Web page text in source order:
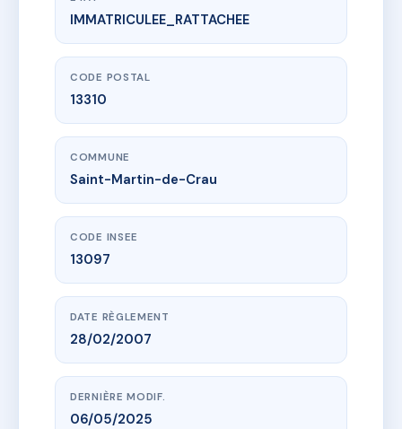
www.vme.plus/AF5635362
LOU CIGALOU
23 av de la republique
IMMATRICULEE_RATTACHEE
CODE POSTAL
13310
COMMUNE
Saint-Martin-de-Crau
CODE INSEE
13097
DATE RÈGLEMENT
28/02/2007
DERNIÈRE MODIF.
06/05/2025